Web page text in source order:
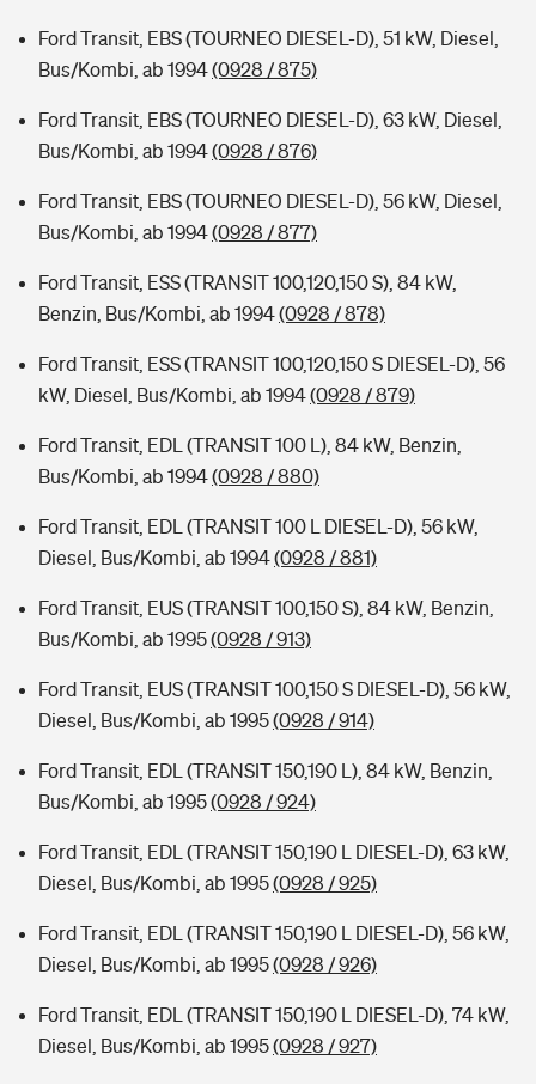
Ford Transit, EBS (TOURNEO DIESEL-D), 51 kW, Diesel,
Bus/Kombi, ab 1994(0928 / 875)
Ford Transit, EBS (TOURNEO DIESEL-D), 63 kW, Diesel,
Bus/Kombi, ab 1994(0928 / 876)
Ford Transit, EBS (TOURNEO DIESEL-D), 56 kW, Diesel,
Bus/Kombi, ab 1994(0928 / 877)
Ford Transit, ESS (TRANSIT 100,120,150 S), 84 kW,
Benzin, Bus/Kombi, ab 1994(0928 / 878)
Ford Transit, ESS (TRANSIT 100,120,150 S DIESEL-D), 56
kW, Diesel, Bus/Kombi, ab 1994(0928 / 879)
Ford Transit, EDL (TRANSIT 100 L), 84 kW, Benzin,
Bus/Kombi, ab 1994(0928 / 880)
Ford Transit, EDL (TRANSIT 100 L DIESEL-D), 56 kW,
Diesel, Bus/Kombi, ab 1994(0928 / 881)
Ford Transit, EUS (TRANSIT 100,150 S), 84 kW, Benzin,
Bus/Kombi, ab 1995(0928 / 913)
Ford Transit, EUS (TRANSIT 100,150 S DIESEL-D), 56 kW,
Diesel, Bus/Kombi, ab 1995(0928 / 914)
Ford Transit, EDL (TRANSIT 150,190 L), 84 kW, Benzin,
Bus/Kombi, ab 1995(0928 / 924)
Ford Transit, EDL (TRANSIT 150,190 L DIESEL-D), 63 kW,
Diesel, Bus/Kombi, ab 1995(0928 / 925)
Ford Transit, EDL (TRANSIT 150,190 L DIESEL-D), 56 kW,
Diesel, Bus/Kombi, ab 1995(0928 / 926)
Ford Transit, EDL (TRANSIT 150,190 L DIESEL-D), 74 kW,
Diesel, Bus/Kombi, ab 1995(0928 / 927)